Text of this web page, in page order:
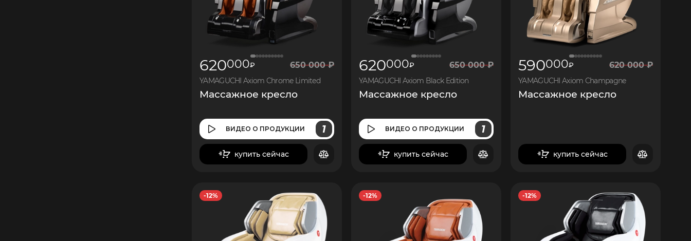
620000₽ 650 000₽
YAMAGUCHI Axiom Chrome Limited
Массажное кресло
ВИДЕО О ПРОДУКЦИИ 1
купить сейчас
9 300
620000₽ 650 000₽
YAMAGUCHI Axiom Black Edition
Массажное кресло
ВИДЕО О ПРОДУКЦИИ 1
купить сейчас
9 300
590000₽ 620 000₽
YAMAGUCHI Axiom Champagne
Массажное кресло
купить сейчас
8 850
-12% -12% -12%